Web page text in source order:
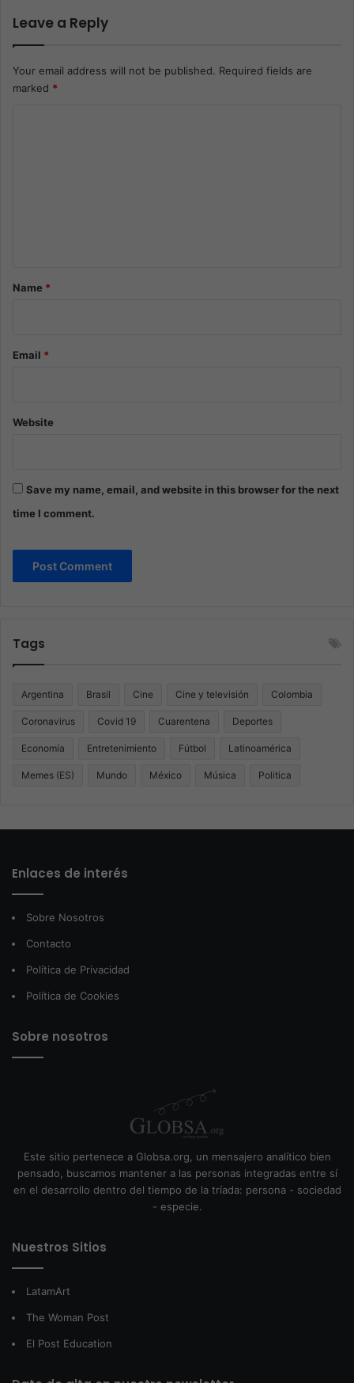
Leave a Reply
Your email address will not be published. Required fields are
marked *
*Name *
Email *
Website
Save my name, email, and website in this browser for the next
time I comment.
Tags
Argentina Brasil Cine Cine y televisión Colombia
Coronavirus Covid 19 Cuarentena Deportes
Economía Entretenimiento Fútbol Latinoamérica
Memes (ES) Mundo México Música Politica
Enlaces de interés
Sobre Nosotros
Contacto
Política de Privacidad
Política de Cookies
Sobre nosotros
Este sitio pertenece a Globsa.org, un mensajero analítico bien
pensado, buscamos mantener a las personas integradas entre sí
en el desarrollo dentro del tiempo de la tríada: persona - sociedad
- especie.
Nuestros Sitios
LatamArt
The Woman Post
El Post Education